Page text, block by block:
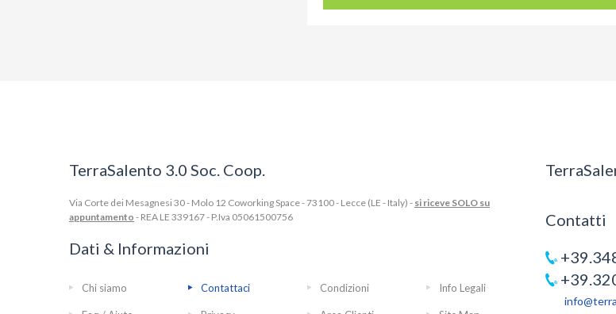
TerraSalento 3.0 Soc. Coop.
Via Corte dei Mesagnesi 30 - Molo 12 Coworking Space - 73100 - Lecce (LE - Italy) - si riceve SOLO su
appuntamento - REA LE 339167 - P.Iva 05061500756
Dati & Informazioni
Chi siamo Contattaci Condizioni Info Legali
Contatti